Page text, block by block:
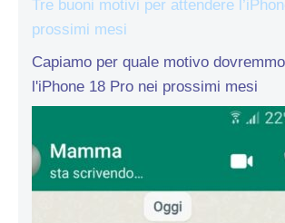
Tre buoni motivi per attendere
prossimi mesi
Capiamo per quale motivo
l'iPhone 18 Pro nei prossimi mesi